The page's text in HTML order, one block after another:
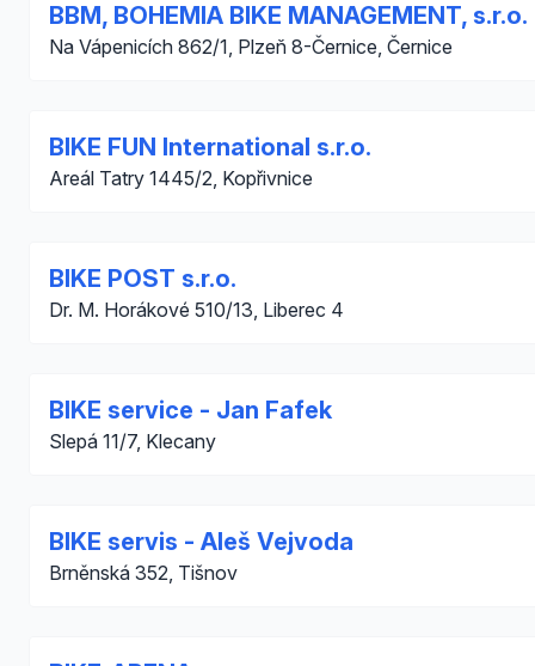
BBM, BOHEMIA BIKE MANAGEMENT, s.r.o.
Na Vápenicích 862/1, Plzeň 8-Černice, Černice
BIKE FUN International s.r.o.
Areál Tatry 1445/2, Kopřivnice
BIKE POST s.r.o.
Dr. M. Horákové 510/13, Liberec 4
BIKE service - Jan Fafek
Slepá 11/7, Klecany
BIKE servis - Aleš Vejvoda
Brněnská 352, Tišnov